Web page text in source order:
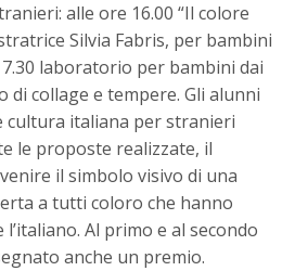
alle ore 16.00 “Il colore
Silvia Fabris, per bambini
laboratorio per bambini dai
di collage e tempere. Gli alunni
cultura italiana per stranieri
le proposte realizzate, il
il simbolo visivo di una
a tutti coloro che hanno
Al primo e al secondo
anche un premio.